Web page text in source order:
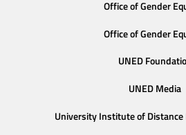
Office of Gender
Office of Gender
UNED
UNED Media
University Institute of Distance